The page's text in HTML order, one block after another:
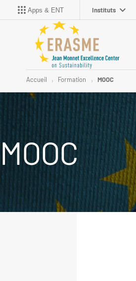
Apps & ENT Instituts
Accueil Formation MOOC
MOOC